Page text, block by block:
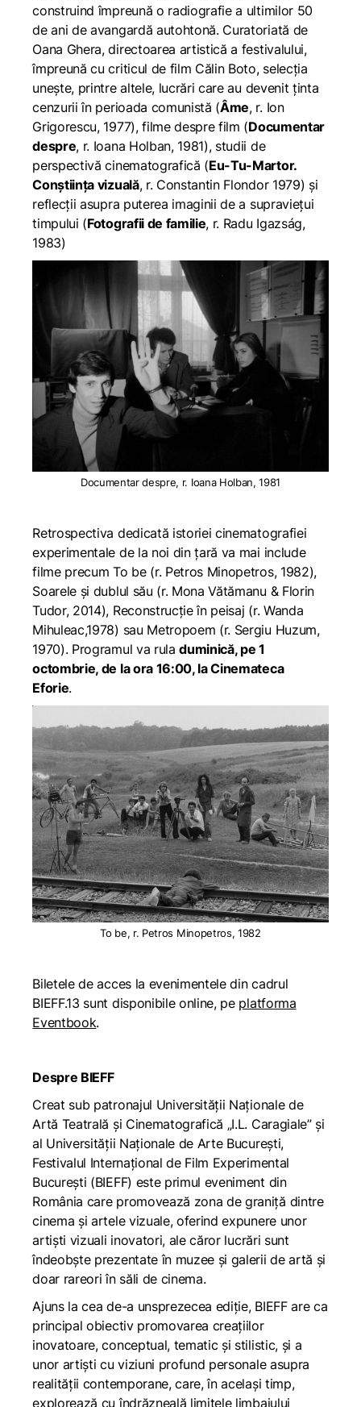
construind împreună o radiografie a ultimilor 50
de ani de avangardă autohtonă. Curatoriată de
Oana Ghera, directoarea artistică a festivalului,
împreună cu criticul de film Călin Boto, selecția
unește, printre altele, lucrări care au devenit ținta
cenzurii în perioada comunistă (Âme, r. Ion
Grigorescu, 1977), filme despre film (Documentar
despre, r. Ioana Holban, 1981), studii de
perspectivă cinematografică (Eu-Tu-Martor.
Conștiința vizuală, r. Constantin Flondor 1979) și
reflecții asupra puterea imaginii de a supraviețui
timpului (Fotografii de familie, r. Radu Igazság,
1983)
Documentar despre, r. Ioana Holban, 1981
Retrospectiva dedicată istoriei cinematografiei
experimentale de la noi din țară va mai include
filme precum To be (r. Petros Minopetros, 1982),
Soarele și dublul său (r. Mona Vătămanu & Florin
Tudor, 2014), Reconstrucție în peisaj (r. Wanda
Mihuleac,1978) sau Metropoem (r. Sergiu Huzum,
1970). Programul va ruladuminică, pe 1
octombrie, de la ora 16:00, la Cinemateca
Eforie.
To be, r. Petros Minopetros, 1982
Biletele de acces la evenimentele din cadrul
BIEFF.13 sunt disponibile online, pe platforma
Eventbook.
Despre BIEFF
Creat sub patronajul Universităţii Naţionale de
Artă Teatrală şi Cinematografică „I.L. Caragiale” şi
al Universităţii Naționale de Arte București,
Festivalul Internațional de Film Experimental
București (BIEFF) este primul eveniment din
România care promovează zona de graniță dintre
cinema și artele vizuale, oferind expunere unor
artişti vizuali inovatori, ale căror lucrări sunt
îndeobşte prezentate în muzee şi galerii de artă şi
doar rareori în săli de cinema.
Ajuns la cea de-a unsprezecea ediție, BIEFF are ca
principal obiectiv promovarea creaţiilor
inovatoare, conceptual, tematic și stilistic, și a
unor artişti cu viziuni profund personale asupra
realităţii contemporane, care, în acelaşi timp,
explorează cu îndrăzneală limitele limbajului